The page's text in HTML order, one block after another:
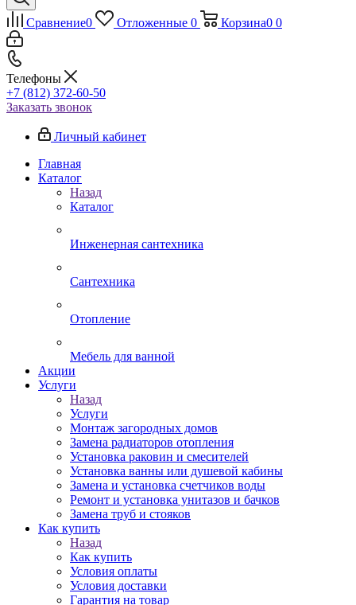
Сравнение0 Отложенные 0 Корзина0 0
Телефоны
+7 (812) 372-60-50
Заказать звонок
Личный кабинет
Главная
Каталог
Назад
Каталог
Инженерная сантехника
Сантехника
Отопление
Мебель для ванной
Акции
Услуги
Назад
Услуги
Монтаж загородных домов
Замена радиаторов отопления
Установка раковин и смесителей
Установка ванны или душевой кабины
Замена и установка счетчиков воды
Ремонт и установка унитазов и бачков
Замена труб и стояков
Как купить
Назад
Как купить
Условия оплаты
Условия доставки
Гарантия на товар